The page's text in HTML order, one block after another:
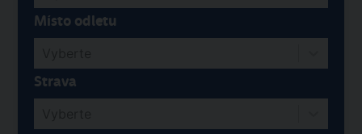
Místo odletu
Strava